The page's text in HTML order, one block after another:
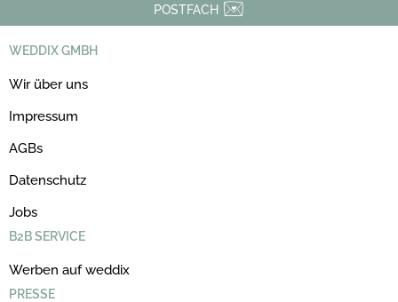
POSTFACH
WEDDIX GMBH
Wir über uns
Impressum
AGBs
Datenschutz
Jobs
B2B SERVICE
Werben auf weddix
PRESSE